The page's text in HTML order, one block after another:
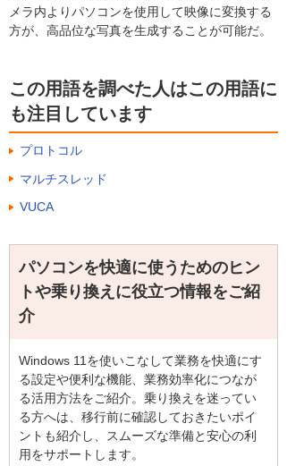
メラ内よりパソコンを使用して映像に変換する
方が、高品位な写真を生成することが可能だ。
この用語を調べた人はこの用語に
も注目しています
プロトコル
マルチスレッド
VUCA
パソコンを快適に使うためのヒン
トや乗り換えに役立つ情報をご紹
介
Windows 11を使いこなして業務を快適にす
る設定や便利な機能、業務効率化につなが
る活用方法をご紹介。乗り換えを迷ってい
る方へは、移行前に確認しておきたいポイ
ントも紹介し、スムーズな準備と安心の利
用をサポートします。